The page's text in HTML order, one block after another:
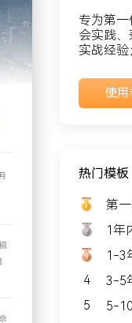
专为第
会实践
实战经验
使
热门模板
第
1年
1-3
4
3-5
5
5-